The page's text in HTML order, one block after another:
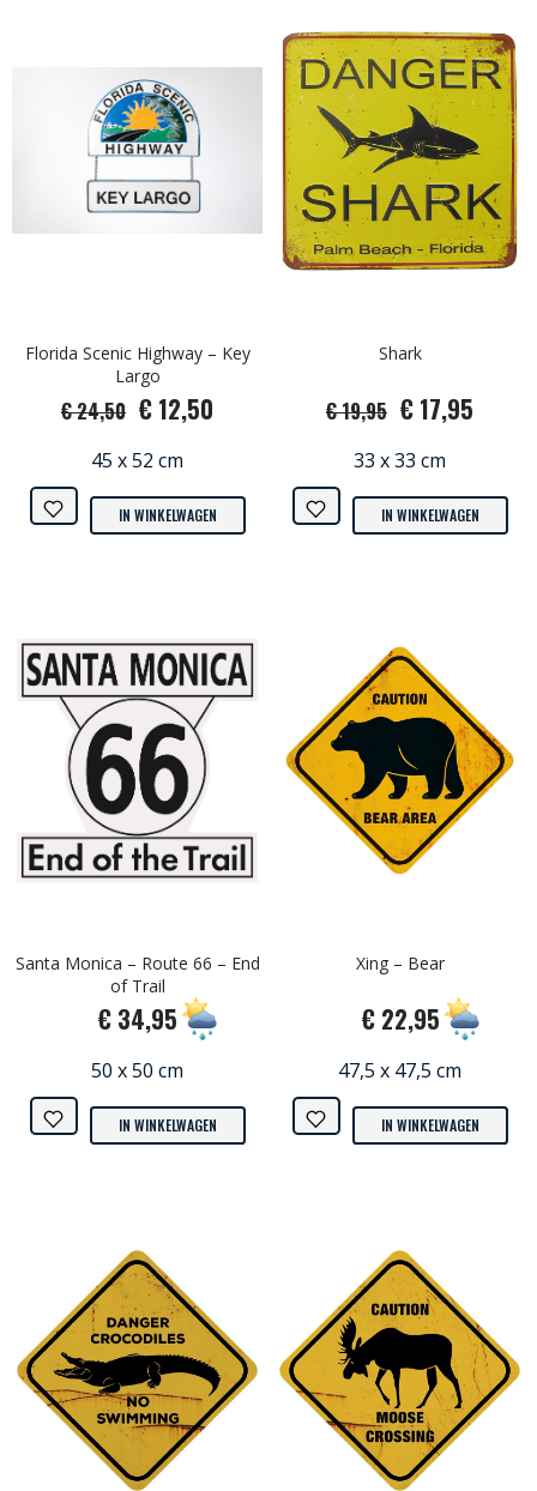
Florida Scenic Highway – Key
Largo
€ 24,50 € 12,50
45 x 52 cm
IN WINKELWAGEN
Shark
€ 19,95 € 17,95
33 x 33 cm
IN WINKELWAGEN
Santa Monica – Route 66 – End
of Trail
€ 34,95
50 x 50 cm
IN WINKELWAGEN
Xing – Bear
€ 22,95
47,5 x 47,5 cm
IN WINKELWAGEN